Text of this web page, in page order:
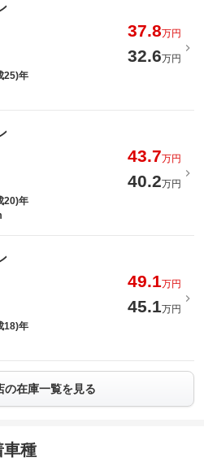
37.8万円
32.6万円
25)年
43.7万円
40.2万円
20)年
49.1万円
45.1万円
18)年
の在庫一覧を見る
車種